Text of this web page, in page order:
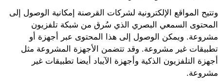
وتتيح المواقع الإلكترونية لشركات القرصنة إمكانية الوصول إلى
المحتوى السمعي البصري الذي سُرق من شبكة تلفزيون
مشروعة. ويمكن الوصول إلى هذا المحتوى عبر أجهزة أو
تطبيقات غير مشروعة. وقد تتضمن الأجهزة المشروعة مثل
أجهزة التلفزيون الذكية وأجهزة الآيباد أيضا تطبيقات غير
مشروعة.